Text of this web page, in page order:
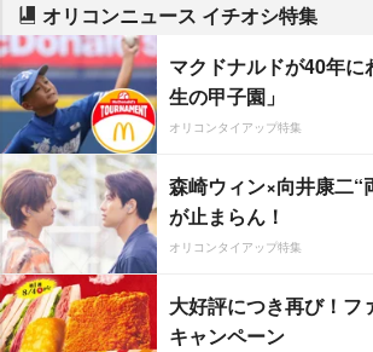
オリコンニュース イチオシ特集
マクドナルドが40年
生の甲子園」
オリコンタイアップ特集
森崎ウィン×向井康二“
が止まらん！
オリコンタイアップ特集
大好評につき再び！フ
キャンペーン